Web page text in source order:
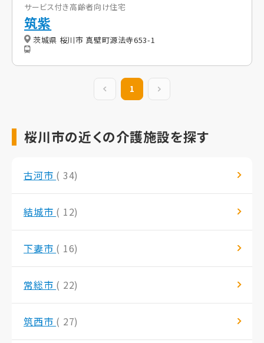
サービス付き高齢者向け住宅
筑紫
茨城県 桜川市 真壁町源法寺653-1
前の20件
1
桜川市の近くの介護施設を探す
古河市 ( 34)
結城市 ( 12)
下妻市 ( 16)
常総市 ( 22)
筑西市 ( 27)